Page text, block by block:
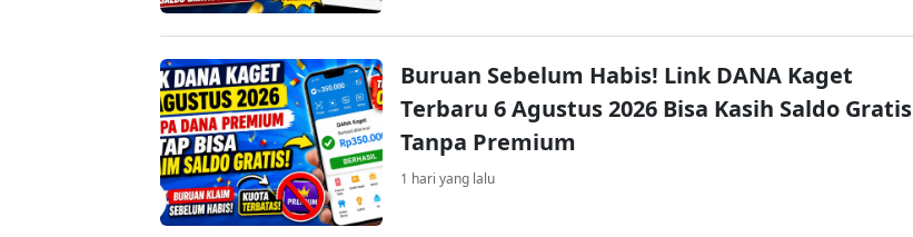
Buruan Sebelum Habis! Link DANA Kaget
Terbaru 6 Agustus 2026 Bisa Kasih Saldo Gratis
Tanpa Premium
1 hari yang lalu